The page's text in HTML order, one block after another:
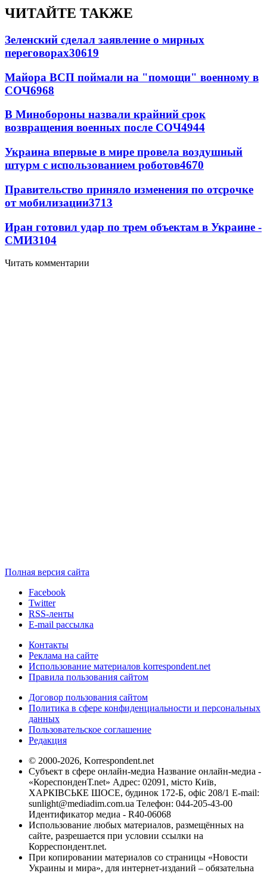
ЧИТАЙТЕ ТАКЖЕ
Зеленский сделал заявление о мирных
переговорах30619
Майора ВСП поймали на "помощи" военному в
СОЧ6968
В Минобороны назвали крайний срок
возвращения военных после СОЧ4944
Украина впервые в мире провела воздушный
штурм с использованием роботов4670
Правительство приняло изменения по отсрочке
от мобилизации3713
Иран готовил удар по трем объектам в Украине -
СМИ3104
Читать комментарии
Полная версия сайта
Facebook
Twitter
RSS-ленты
E-mail рассылка
Контакты
Реклама на сайте
Использование материалов korrespondent.net
Правила пользования сайтом
Договор пользования сайтом
Политика в сфере конфиденциальности и персональных
данных
Пользовательское соглашение
Редакция
© 2000-2026, Korrespondent.net
Субъект в сфере онлайн-медиа Название онлайн-медиа -
«КореспонденТ.net» Адрес: 02091, місто Київ,
ХАРКІВСЬКЕ ШОСЕ, будинок 172-Б, офіс 208/1 E-mail:
sunlight@mediadim.com.ua Телефон: 044-205-43-00
Идентификатор медиа - R40-06068
Использование любых материалов, размещённых на
сайте, разрешается при условии ссылки на
Корреспондент.net.
При копировании материалов со страницы «Новости
Украины и мира», для интернет-изданий – обязательна